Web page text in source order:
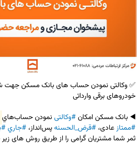
◀️ بانک مسکن امکان #وکالتی نمودن حساب‌هاي
#ممتاز عادی، #قرض‌_الحسنه پس‌انداز، #جاري